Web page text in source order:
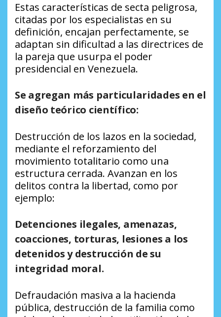
Estas características de secta peligrosa,
citadas por los especialistas en su
definición, encajan perfectamente, se
adaptan sin dificultad a las directrices de
la pareja que usurpa el poder
presidencial en Venezuela.
Se agregan más particularidades en el
diseño teórico científico:
Destrucción de los lazos en la sociedad,
mediante el reforzamiento del
movimiento totalitario como una
estructura cerrada. Avanzan en los
delitos contra la libertad, como por
ejemplo:
Detenciones ilegales, amenazas,
coacciones, torturas, lesiones a los
detenidos y destrucción de su
integridad moral.
Defraudación masiva a la hacienda
pública, destrucción de la familia como